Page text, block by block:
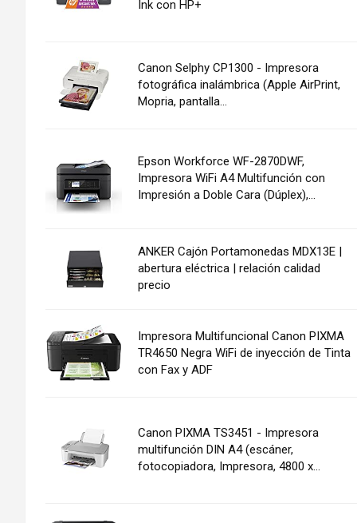
Ink con HP+
Canon Selphy CP1300 - Impresora
fotográfica inalámbrica (Apple AirPrint,
Mopria, pantalla...
Epson Workforce WF-2870DWF,
Impresora WiFi A4 Multifunción con
Impresión a Doble Cara (Dúplex),...
ANKER Cajón Portamonedas MDX13E |
abertura eléctrica | relación calidad
precio
Impresora Multifuncional Canon PIXMA
TR4650 Negra WiFi de inyección de Tinta
con Fax y ADF
Canon PIXMA TS3451 - Impresora
multifunción DIN A4 (escáner,
fotocopiadora, Impresora, 4800 x...